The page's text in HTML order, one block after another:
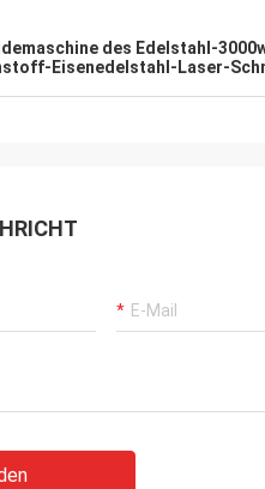
des Edelstahl-
Eisenedelstahl-Laser-